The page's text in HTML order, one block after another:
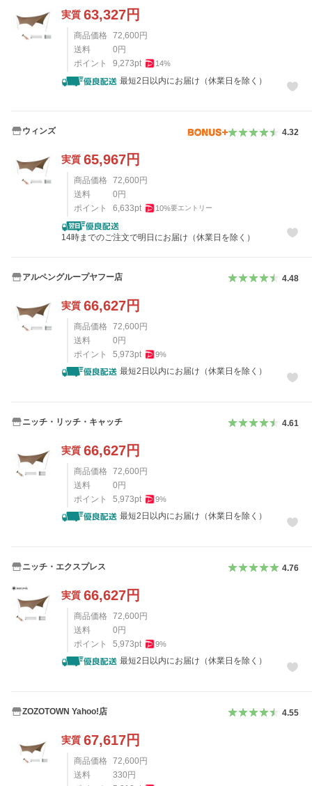
実質 63,327円
商品価格 72,600 円
送料
0 円
ポイント
9,273pt 14%
最短2日以内にお届け（休業日を除く）
ウィンズ 4.32
実質 65,967円
商品価格 72,600 円
送料
0 円
ポイント
6,633pt 10%要エントリー
14時までのご注文で明日にお届け（休業日を除く）
アルペングループヤフー店 4.48
実質 66,627円
商品価格 72,600円
送料
0円
ポイント
5,973pt 9%
最短2日以内にお届け（休業日を除く）
ニッチ・リッチ・キャッチ 4.61
実質 66,627円
商品価格 72,600円
送料
0円
ポイント
5,973pt 9%
最短2日以内にお届け（休業日を除く）
ニッチ・エクスプレス 4.76
実質 66,627円
商品価格 72,600円
送料
0円
ポイント
5,973pt 9%
最短2日以内にお届け（休業日を除く）
ZOZOTOWN Yahoo!店 4.55
実質 67,617円
商品価格 72,600円
送料
330円